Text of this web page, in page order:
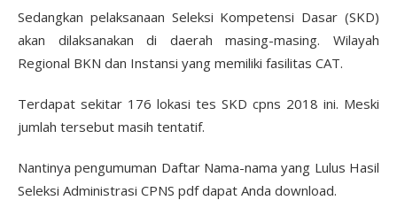
Sedangkan pelaksanaan Seleksi Kompetensi Dasar (SKD)
akan dilaksanakan di daerah masing-masing. Wilayah
Regional BKN dan Instansi yang memiliki fasilitas CAT.
Terdapat sekitar 176 lokasi tes SKD cpns 2018 ini. Meski
jumlah tersebut masih tentatif.
Nantinya pengumuman Daftar Nama-nama yang Lulus Hasil
Seleksi Administrasi CPNS pdf dapat Anda download.